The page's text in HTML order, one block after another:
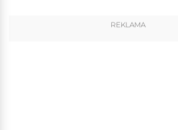
REKLAMA